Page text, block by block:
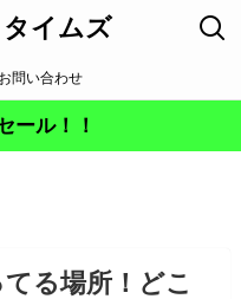
イムズ
お問い合わせ
ール！！
る場所！どこ